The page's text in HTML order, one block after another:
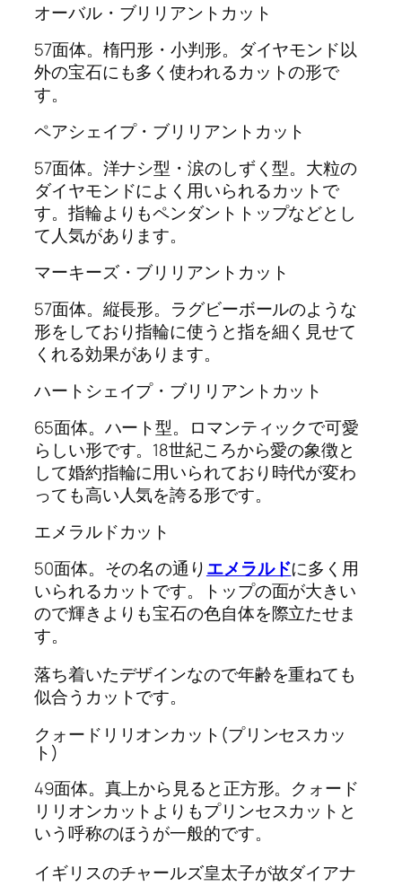
オーバル・ブリリアントカット
57面体。楕円形・小判形。ダイヤモンド以
外の宝石にも多く使われるカットの形で
す。
ペアシェイプ・ブリリアントカット
57面体。洋ナシ型・涙のしずく型。大粒の
ダイヤモンドによく用いられるカットで
す。指輪よりもペンダントトップなどとし
て人気があります。
マーキーズ・ブリリアントカット
57面体。縦長形。ラグビーボールのような
形をしており指輪に使うと指を細く見せて
くれる効果があります。
ハートシェイプ・ブリリアントカット
65面体。ハート型。ロマンティックで可愛
らしい形です。18世紀ころから愛の象徴と
して婚約指輪に用いられており時代が変わ
っても高い人気を誇る形です。
エメラルドカット
50面体。その名の通りエメラルドに多く用
いられるカットです。トップの面が大きい
ので輝きよりも宝石の色自体を際立たせま
す。
落ち着いたデザインなので年齢を重ねても
似合うカットです。
クォードリリオンカット(プリンセスカッ
ト)
49面体。真上から見ると正方形。クォード
リリオンカットよりもプリンセスカットと
いう呼称のほうが一般的です。
イギリスのチャールズ皇太子が故ダイアナ